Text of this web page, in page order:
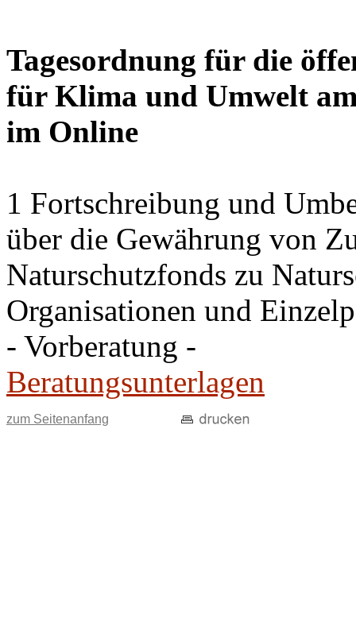
Tagesordnung für die
für Klima und Umwelt
im Online
1 Fortschreibung und
über die Gewährung von
Naturschutzfonds zu
Organisationen und
- Vorberatung -
Beratungsunterlagen
zum Seitenanfang